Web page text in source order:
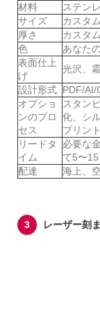
材料
ステン
サイズ
カスタ
厚さ
カスタム
色
あなた
表面仕上
げ
光沢、
設計形式 PDF/AI/
オプショ
ンのプロ
セス
スタン
化、シ
プリン
リードタ
イム
必要な
て5〜15
配達
海上、
3 レーザー刻